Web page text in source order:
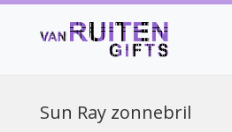
Sun Ray zonnebril